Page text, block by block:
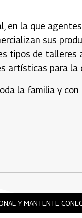
en la que
sus
tipos de talleres
artísticas para la
la familia y con
Y MANTENTE